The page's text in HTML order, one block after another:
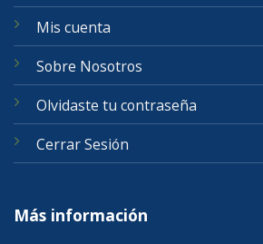
Mis cuenta
Sobre Nosotros
Olvidaste tu contraseña
Cerrar Sesión
Más información